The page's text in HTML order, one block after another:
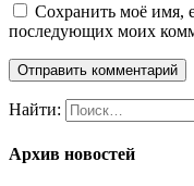
Сохранить моё имя,
последующих моих
Найти:
Архив новостей